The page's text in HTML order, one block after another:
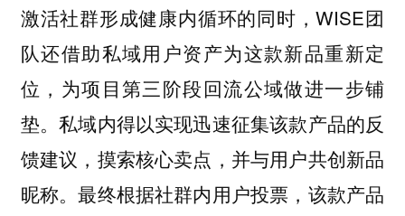
激活社群形成健康内循环的同时，WISE团
队还借助私域用户资产为这款新品重新定
位，为项目第三阶段回流公域做进一步铺
垫。私域内得以实现迅速征集该款产品的反
馈建议，摸索核心卖点，并与用户共创新品
昵称。最终根据社群内用户投票，该款产品